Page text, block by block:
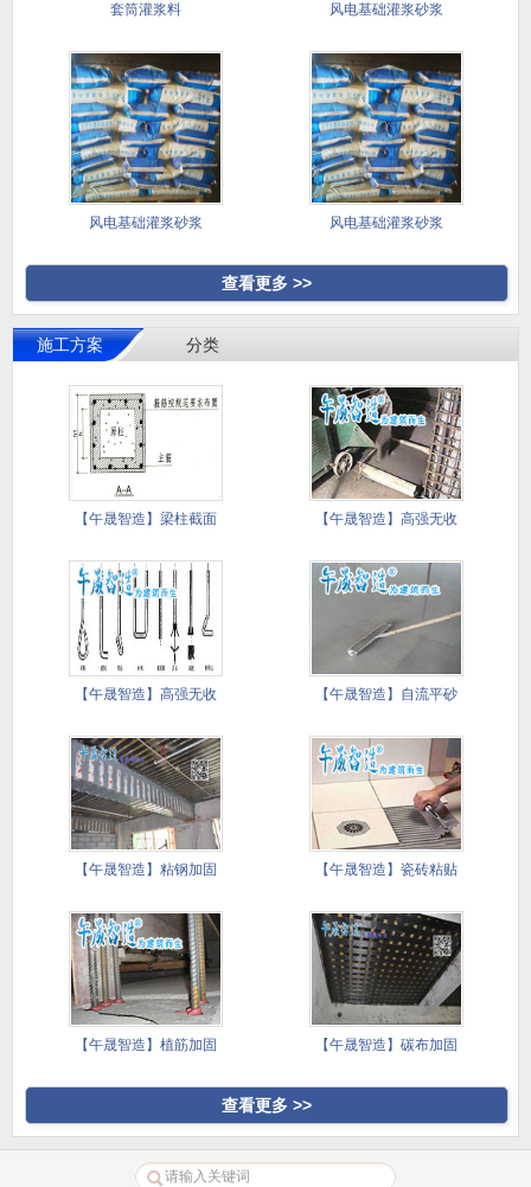
套筒灌浆料 风电基础灌浆砂浆
风电基础灌浆砂浆 风电基础灌浆砂浆
查看更多 >>
施工方案 分类
【午晟智造】梁柱截面 【午晟智造】高强无收
【午晟智造】高强无收 【午晟智造】自流平砂
【午晟智造】粘钢加固 【午晟智造】瓷砖粘贴
【午晟智造】植筋加固 【午晟智造】碳布加固
查看更多 >>